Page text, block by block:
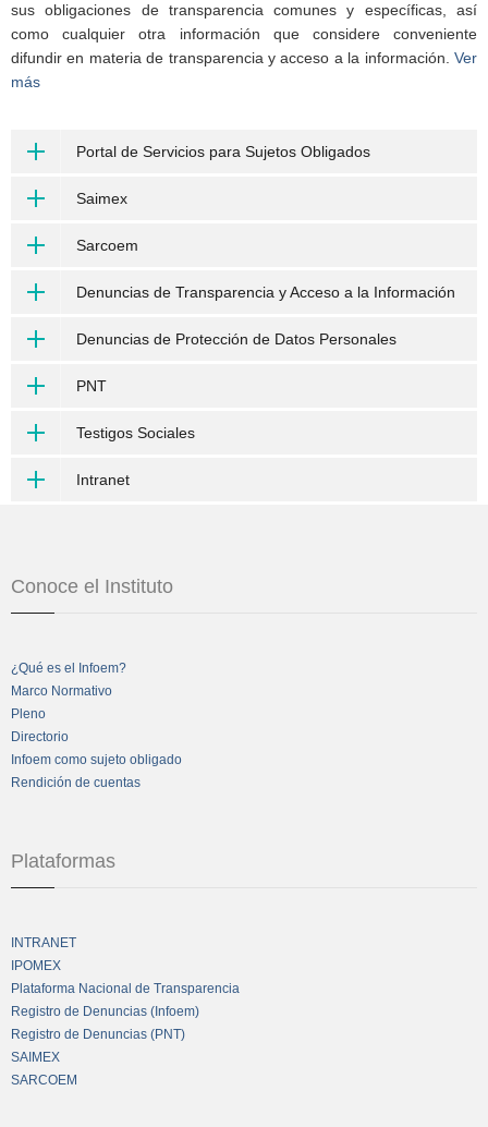
sus obligaciones de transparencia comunes y específicas, así
como cualquier otra información que considere conveniente
difundir en materia de transparencia y acceso a la información. Ver
más
Portal de Servicios para Sujetos Obligados
Saimex
Sarcoem
Denuncias de Transparencia y Acceso a la Información
Denuncias de Protección de Datos Personales
PNT
Testigos Sociales
Intranet
Conoce el Instituto
¿Qué es el Infoem?
Marco Normativo
Pleno
Directorio
Infoem como sujeto obligado
Rendición de cuentas
Plataformas
INTRANET
IPOMEX
Plataforma Nacional de Transparencia
Registro de Denuncias (Infoem)
Registro de Denuncias (PNT)
SAIMEX
SARCOEM